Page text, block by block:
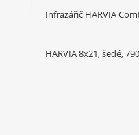
Infrazářič HARVIA
HARVIA 8x21, šedé,